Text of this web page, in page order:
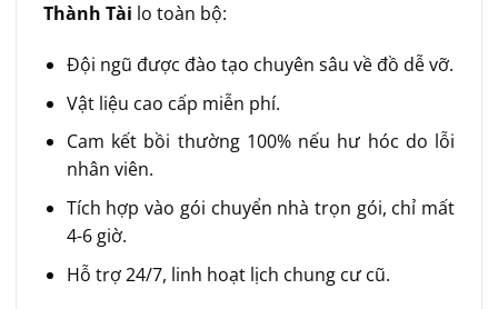
Thành Tài lo toàn bộ:
Đội ngũ được đào tạo chuyên sâu về đồ dễ vỡ.
Vật liệu cao cấp miễn phí.
Cam kết bồi thường 100% nếu hư hóc do lỗi
nhân viên.
Tích hợp vào gói chuyển nhà trọn gói, chỉ mất
4-6 giờ.
Hỗ trợ 24/7, linh hoạt lịch chung cư cũ.